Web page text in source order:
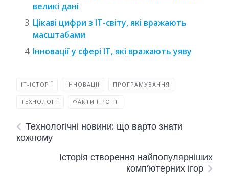
великі дані
Цікаві цифри з IT-світу, які вражають
масштабами
Інновації у сфері IT, які вражають уяву
IT-ІСТОРІЇ ІННОВАЦІЇ ПРОГРАМУВАННЯ
ТЕХНОЛОГІЇ ФАКТИ ПРО IT
Технологічні новини: що варто знати
кожному
Історія створення найпопулярніших
комп’ютерних ігор